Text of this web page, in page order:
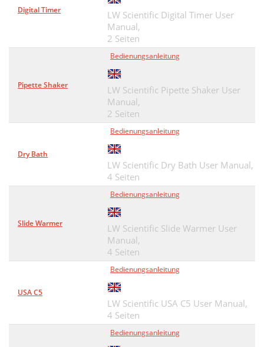
Digital Timer
LW Scientific Digital Timer User
Manual,
2 Seiten
Pipette Shaker
Bedienungsanleitung
LW Scientific Pipette Shaker User
Manual,
2 Seiten
Dry Bath
Bedienungsanleitung
LW Scientific Dry Bath User Manual,
4 Seiten
Slide Warmer
Bedienungsanleitung
LW Scientific Slide Warmer User
Manual,
4 Seiten
USA C5
Bedienungsanleitung
LW Scientific USA C5 User Manual,
4 Seiten
Bedienungsanleitung